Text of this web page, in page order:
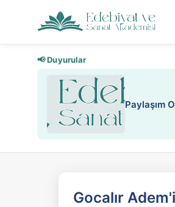
📢 Duyurular
Nadir
Gocalır